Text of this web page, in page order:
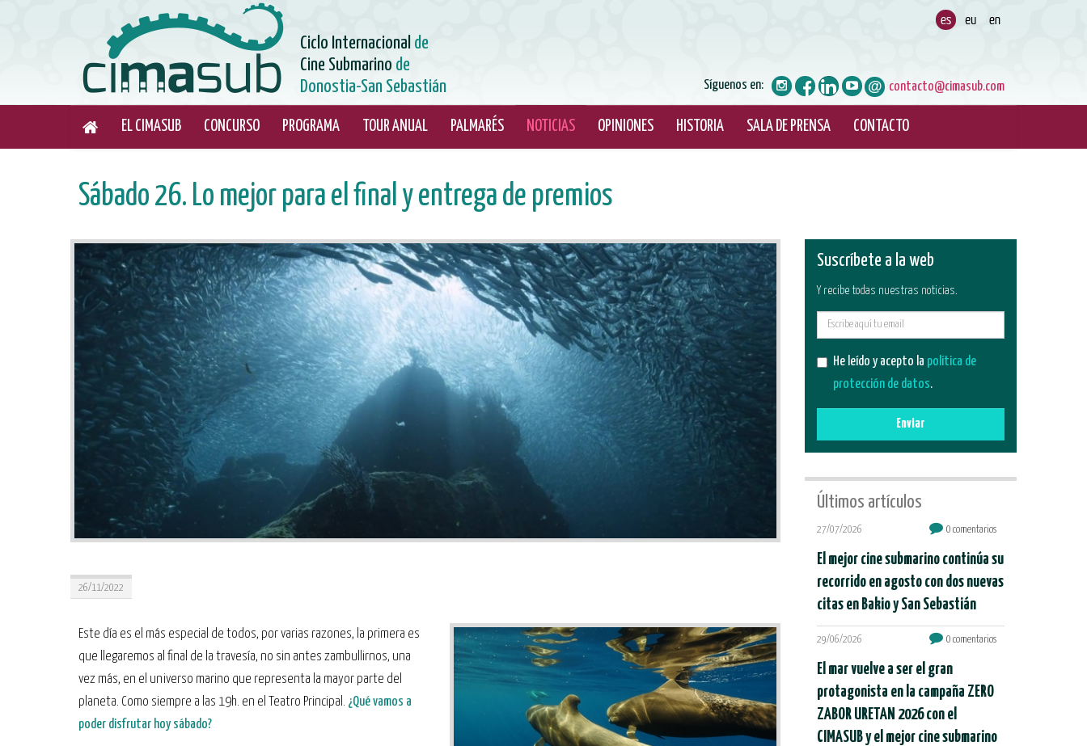
Ciclo Internacional de
Cine Submarino de
Donostia-San Sebastián
contacto@cimasub.com
Síguenos en:
EL CIMASUB CONCURSO PROGRAMA TOUR ANUAL PALMARÉS NOTICIAS OPINIONES HISTORIA SALA DE PRENSA CONTACTO
Sábado 26. Lo mejor para el final y entrega de premios
26/11/2022
Este día es el más especial de todos, por varias razones, la primera es
que llegaremos al final de la travesía, no sin antes zambullirnos, una
vez más, en el universo marino que representa la mayor parte del
planeta. Como siempre a las 19h. en el Teatro Principal. ¿Qué vamos a
poder disfrutar hoy sábado?
Suscríbete a la web
Y recibe todas nuestras noticias.
He leído y acepto la política de
protección de datos.
Enviar
Últimos artículos
27/07/2026 0 comentarios
El mejor cine submarino continúa su
recorrido en agosto con dos nuevas
citas en Bakio y San Sebastián
29/06/2026 0 comentarios
El mar vuelve a ser el gran
protagonista en la campaña ZERO
ZABOR URETAN 2026 con el
CIMASUB y el mejor cine submarino